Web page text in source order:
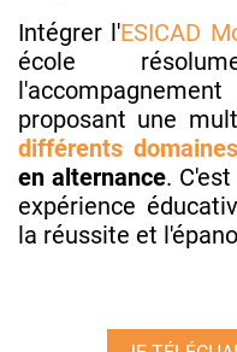
Intégrer l'ESICAD
école
proposant une
différents domaines
en alternance.
expérience
la réussite et